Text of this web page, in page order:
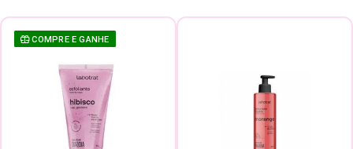
COMPRE E GANHE